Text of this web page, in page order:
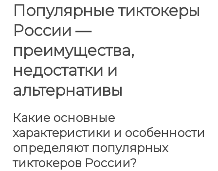
Популярные тиктокеры
России —
преимущества,
недостатки и
альтернативы
Какие основные
характеристики и особенности
определяют популярных
тиктокеров России?